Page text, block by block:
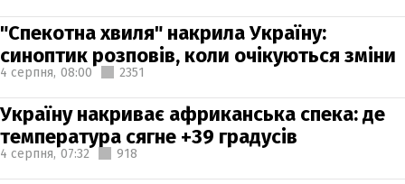
"Спекотна хвиля" накрила Україну:
синоптик розповів, коли очікуються зміни
4 серпня, 08:00 2351
Україну накриває африканська спека: де
температура сягне +39 градусів
4 серпня, 07:32 918